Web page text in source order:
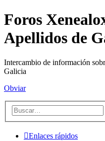
Foros
Apellidos de
Intercambio de información
Galicia
Obviar
Enlaces rápidos